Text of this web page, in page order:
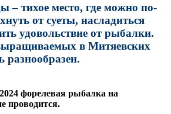
– тихое место, где можно по-
от суеты, насладиться
удовольствие от рыбалки.
в Митяевских
разнообразен.
форелевая рыбалка на
проводится.